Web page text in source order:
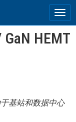
HEMT
基站和数据中心